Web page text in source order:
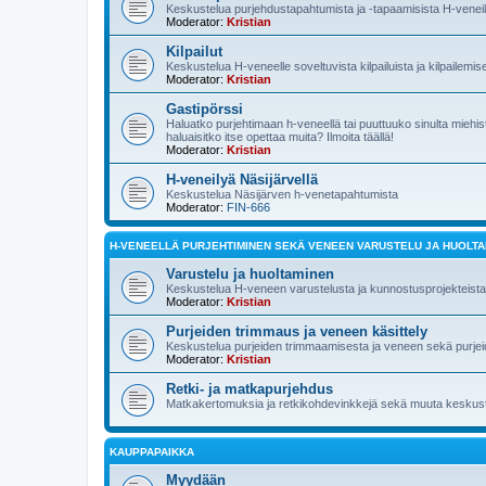
Keskustelua purjehdustapahtumista ja -tapaamisista H-
Moderator: Kristian
Kilpailut
Keskustelua H-veneelle soveltuvista kilpailuista ja
Moderator: Kristian
Gastipörssi
Haluatko purjehtimaan h-veneellä tai puuttuuko sinulta
haluaisitko itse opettaa muita? Ilmoita täällä!
Moderator: Kristian
H-veneilyä Näsijärvellä
Keskustelua Näsijärven h-venetapahtumista
Moderator: FIN-666
H-VENEELLÄ PURJEHTIMINEN SEKÄ VENEEN VARUSTELU JA
Varustelu ja huoltaminen
Keskustelua H-veneen varustelusta ja kunnostusprojekteista
Moderator: Kristian
Purjeiden trimmaus ja veneen käsittely
Keskustelua purjeiden trimmaamisesta ja veneen sekä
Moderator: Kristian
Retki- ja matkapurjehdus
Matkakertomuksia ja retkikohdevinkkejä sekä muuta
KAUPPAPAIKKA
Myydään